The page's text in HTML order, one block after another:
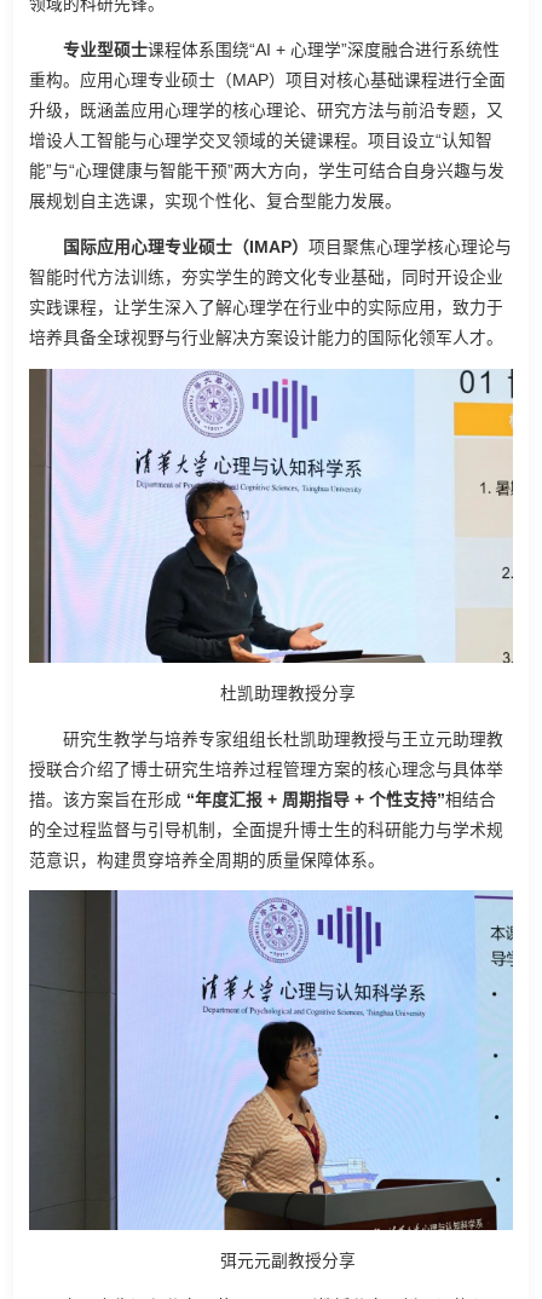
领域的科研先锋。
专业型硕士课程体系围绕“AI + 心理学”深度融合进行系统性
重构。应用心理专业硕士（MAP）项目对核心基础课程进行全面
升级，既涵盖应用心理学的核心理论、研究方法与前沿专题，又
增设人工智能与心理学交叉领域的关键课程。项目设立“认知智
能”与“心理健康与智能干预”两大方向，学生可结合自身兴趣与发
展规划自主选课，实现个性化、复合型能力发展。
国际应用心理专业硕士（IMAP） 项目聚焦心理学核心理论与
智能时代方法训练，夯实学生的跨文化专业基础，同时开设企业
实践课程，让学生深入了解心理学在行业中的实际应用，致力于
培养具备全球视野与行业解决方案设计能力的国际化领军人才。
杜凯助理教授分享
研究生教学与培养专家组组长杜凯助理教授与王立元助理教
授联合介绍了博士研究生培养过程管理方案的核心理念与具体举
措。该方案旨在形成 “年度汇报 + 周期指导 + 个性支持”相结合
的全过程监督与引导机制，全面提升博士生的科研能力与学术规
范意识，构建贯穿培养全周期的质量保障体系。
弭元元副教授分享